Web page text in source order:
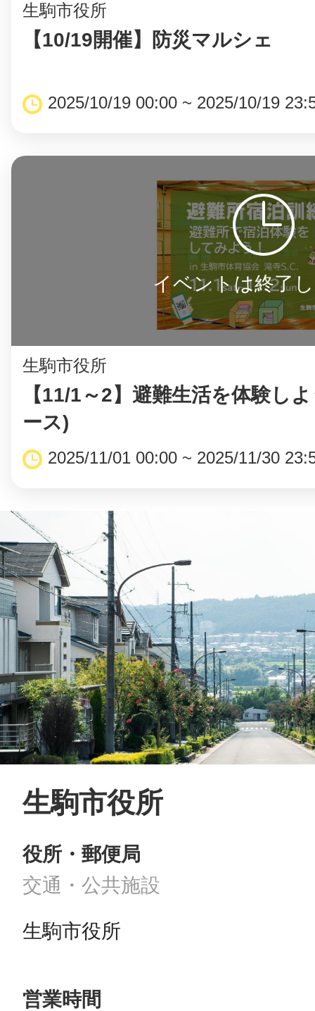
生駒市役所
【10/19開催】防災マルシェ
2025/10/19 00:00 ~ 2025/10/19
イベントは終了
生駒市役所
【11/1～2】避難生活を体験し
ース)
2025/11/01 00:00 ~ 2025/11/30
生駒市役所
役所・郵便局
交通・公共施設
生駒市役所
営業時間